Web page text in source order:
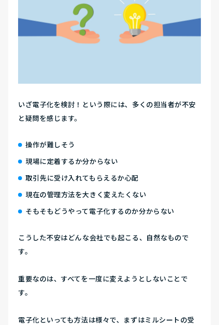
いざ電子化を検討！という際には、多くの担当者が不安
と疑問を感じます。
操作が難しそう
現場に定着するか分からない
取引先に受け入れてもらえるか心配
現在の管理方法を大きく変えたくない
そもそもどうやって電子化するのか分からない
こうした不安はどんな会社でも起こる、自然なもので
す。
重要なのは、すべてを一度に変えようとしないことで
す。
電子化といっても方法は様々で、 まずはミルシートの受